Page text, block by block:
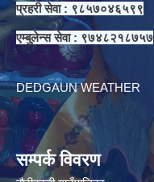
प्रहरी सेवा : ९८५७०४६५९९
एम्बुलेन्स सेवा : ९७४८२१८७५७
DEDGAUN WEATHER
सम्पर्क विवरण